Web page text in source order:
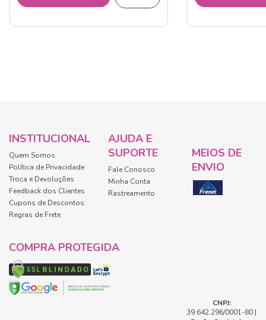
INSTITUCIONAL
Quem Somos
Política de Privacidade
Troca e Devoluções
Feedback dos Clientes
Cupons de Descontos
Regras de Frete
AJUDA E
SUPORTE
Fale Conosco
Minha Conta
Rastreamento
MEIOS DE
ENVIO
COMPRA PROTEGIDA
CNPJ:
39.642.296/0001-80 |